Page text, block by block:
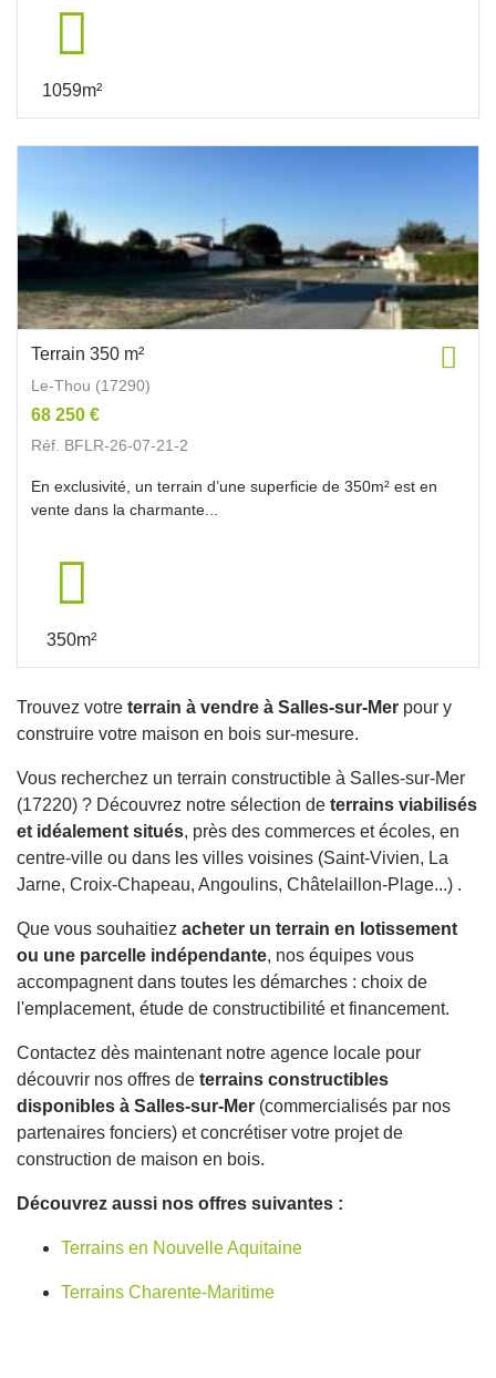
1059m²
Terrain 350 m²
Le-Thou (17290)
68 250 €
Réf. BFLR-26-07-21-2
En exclusivité, un terrain d’une superficie de 350m² est en
vente dans la charmante...
350m²
Trouvez votre terrain à vendre à Salles-sur-Mer pour y
construire votre maison en bois sur-mesure.
Vous recherchez un terrain constructible à Salles-sur-Mer
(17220) ? Découvrez notre sélection de terrains viabilisés
et idéalement situés, près des commerces et écoles, en
centre-ville ou dans les villes voisines (Saint-Vivien, La
Jarne, Croix-Chapeau, Angoulins, Châtelaillon-Plage...) .
Que vous souhaitiez acheter un terrain en lotissement
ou une parcelle indépendante, nos équipes vous
accompagnent dans toutes les démarches : choix de
l'emplacement, étude de constructibilité et financement.
Contactez dès maintenant notre agence locale pour
découvrir nos offres de terrains constructibles
disponibles à Salles-sur-Mer (commercialisés par nos
partenaires fonciers) et concrétiser votre projet de
construction de maison en bois.
Découvrez aussi nos offres suivantes :
Terrains en Nouvelle Aquitaine
Terrains Charente-Maritime